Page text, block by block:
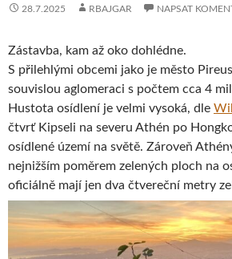
28.7.2025 RBAJGAR NAPSAT
Zástavba, kam až oko dohlédne.
S přilehlými obcemi jako je město
souvislou aglomeraci s počtem cca 4
Hustota osídlení je velmi vysoká, dle
čtvrť Kipseli na severu Athén po
osídlené území na světě. Zároveň
nejnižším poměrem zelených ploch na
oficiálně mají jen dva čtvereční metry